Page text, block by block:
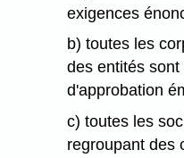
exigences
b) toutes les
des entités
d'approbation
c) toutes les
regroupant des